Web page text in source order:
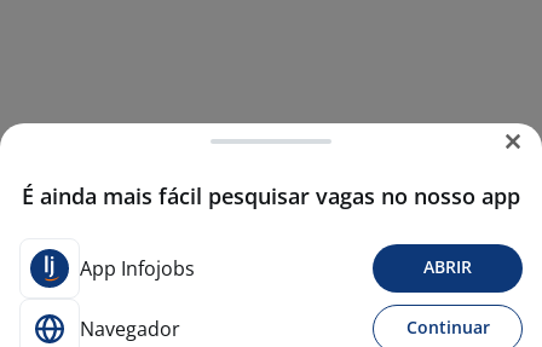
É ainda mais fácil pesquisar vagas no nosso app
App Infojobs ABRIR
Navegador Continuar